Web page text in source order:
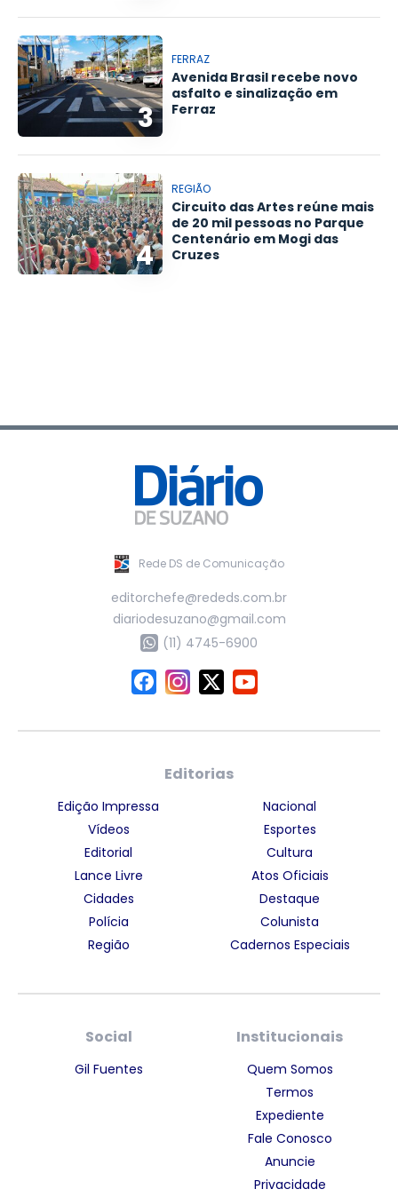
3
FERRAZ
Avenida Brasil recebe novo
asfalto e sinalização em
Ferraz
4
REGIÃO
Circuito das Artes reúne mais
de 20 mil pessoas no Parque
Centenário em Mogi das
Cruzes
Rede DS de Comunicação
editorchefe@rededs.com.br
diariodesuzano@gmail.com
(11) 4745-6900
Editorias
Edição Impressa
Vídeos
Editorial
Lance Livre
Cidades
Polícia
Região
Nacional
Esportes
Cultura
Atos Oficiais
Destaque
Colunista
Cadernos Especiais
Social
Gil Fuentes
Institucionais
Quem Somos
Termos
Expediente
Fale Conosco
Anuncie
Privacidade